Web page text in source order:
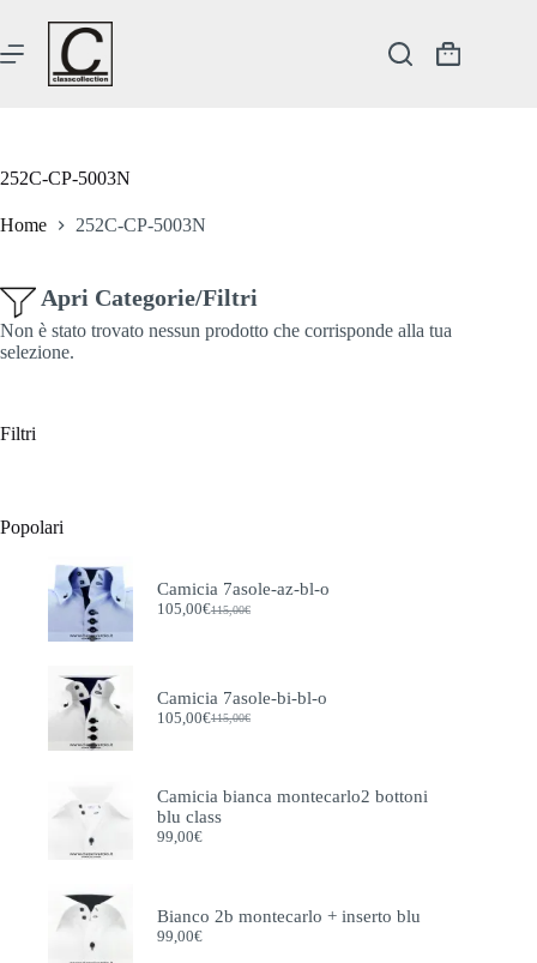
contenuto
Carrello
252C-CP-5003N
Home 252C-CP-5003N
Apri Categorie/Filtri
Non è stato trovato nessun prodotto che corrisponde alla tua
selezione.
Filtri
Popolari
Camicia 7asole-az-bl-o
115,00€
Il
115,00€.
105,00€
Il
105,00€.
Camicia 7asole-bi-bl-o
115,00€
Il
115,00€.
105,00€
Il
105,00€.
Camicia bianca montecarlo2 bottoni
blu class
99,00€
Bianco 2b montecarlo + inserto blu
99,00€